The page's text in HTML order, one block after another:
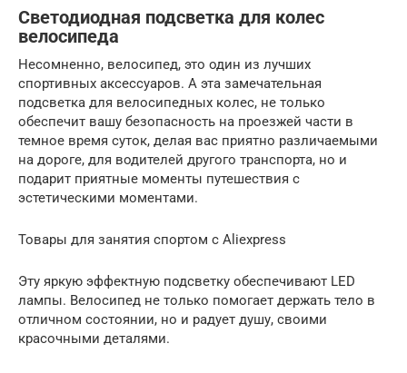
Светодиодная подсветка для колес
велосипеда
Несомненно, велосипед, это один из лучших
спортивных аксессуаров. А эта замечательная
подсветка для велосипедных колес, не только
обеспечит вашу безопасность на проезжей части в
темное время суток, делая вас приятно различаемыми
на дороге, для водителей другого транспорта, но и
подарит приятные моменты путешествия с
эстетическими моментами.
Товары для занятия спортом с Aliexpress
Эту яркую эффектную подсветку обеспечивают LED
лампы. Велосипед не только помогает держать тело в
отличном состоянии, но и радует душу, своими
красочными деталями.